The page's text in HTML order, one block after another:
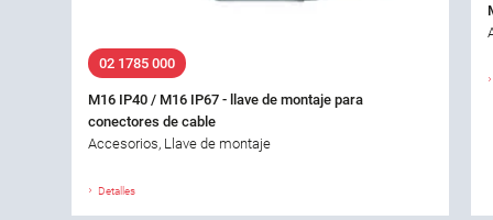
02 1785 000
M16 IP40 / M16 IP67 - llave de montaje para
conectores de cable
Accesorios, Llave de montaje
Detalles